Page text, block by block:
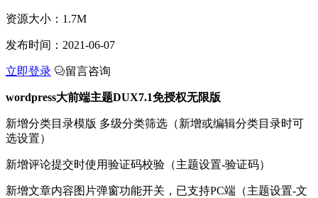
资源大小： 1.7M
发布时间： 2021-06-07
立即登录 留言咨询
wordpress大前端主题DUX7.1免授权无限版
新增分类目录模版 多级分类筛选（新增或编辑分类目录时可
选设置）
新增评论提交时使用验证码校验（主题设置-验证码）
新增文章内容图片弹窗功能开关，已支持PC端（主题设置-文